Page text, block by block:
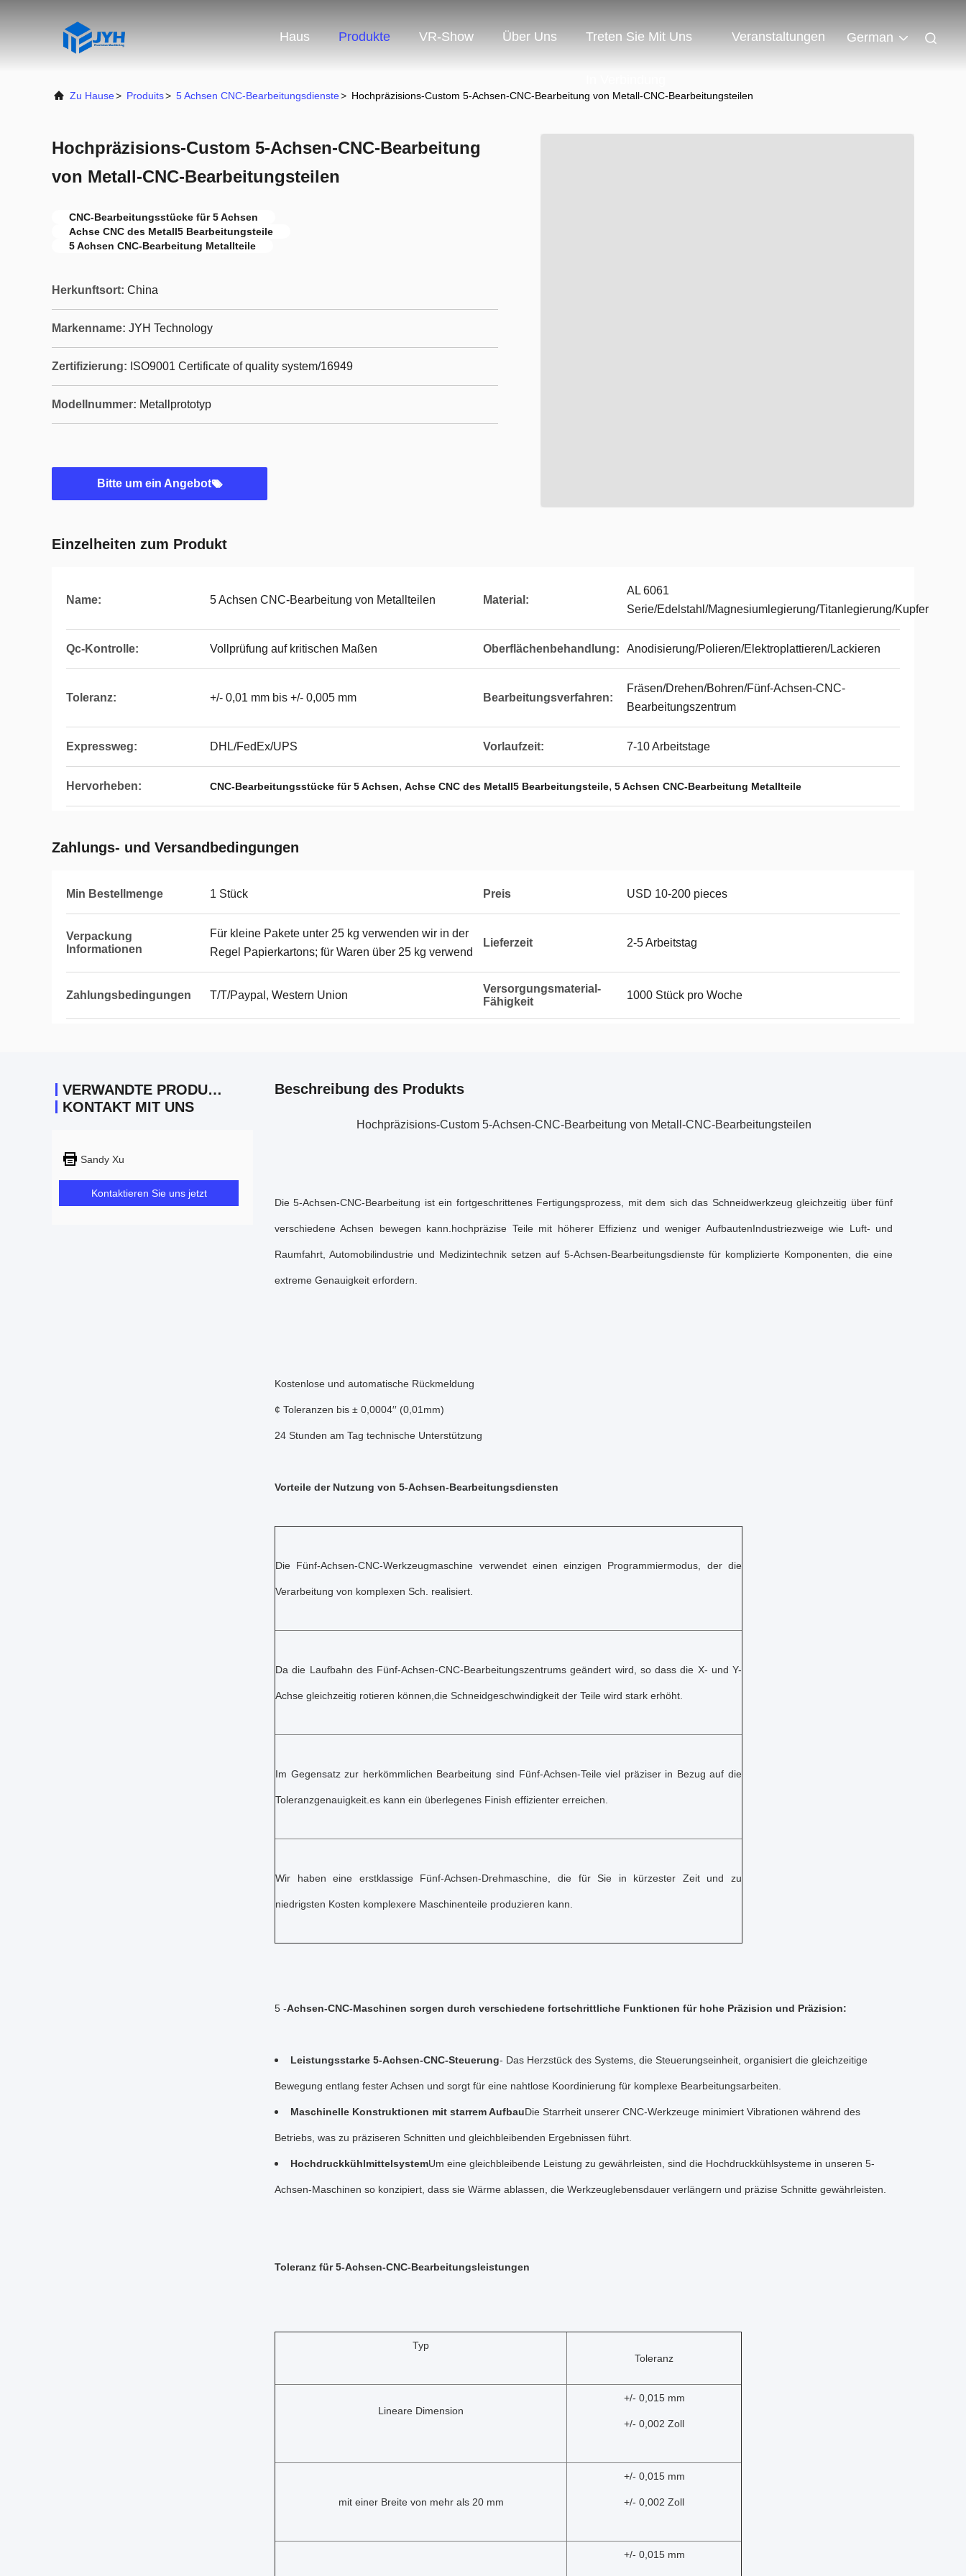
Haus Produkte VR-Show Über Uns Treten Sie Mit Uns Veranstaltungen German
Zu Hause> Produits> 5 Achsen CNC-Bearbeitungsdienste> Hochpräzisions-Custom 5-Achsen-CNC-Bearbeitung von Metall-CNC-Bearbeitungsteilen
Hochpräzisions-Custom 5-Achsen-CNC-Bearbeitung
von Metall-CNC-Bearbeitungsteilen
CNC-Bearbeitungsstücke für 5 Achsen
Achse CNC des Metall5 Bearbeitungsteile
5 Achsen CNC-Bearbeitung Metallteile
Herkunftsort: China
Markenname: JYH Technology
Zertifizierung: ISO9001 Certificate of quality system/16949
Modellnummer: Metallprototyp
Bitte um ein Angebot
Einzelheiten zum Produkt
Name: 5 Achsen CNC-Bearbeitung von Metallteilen Material:
AL 6061
Serie/Edelstahl/Magnesiumlegierung/Titanlegierung/Kupfer
Qc-Kontrolle: Vollprüfung auf kritischen Maßen Oberflächenbehandlung: Anodisierung/Polieren/Elektroplattieren/Lackieren
Toleranz: +/- 0,01 mm bis +/- 0,005 mm Bearbeitungsverfahren:
Fräsen/Drehen/Bohren/Fünf-Achsen-CNC-
Bearbeitungszentrum
Expressweg: DHL/FedEx/UPS Vorlaufzeit: 7-10 Arbeitstage
Hervorheben: CNC-Bearbeitungsstücke für 5 Achsen, Achse CNC des Metall5 Bearbeitungsteile, 5 Achsen CNC-Bearbeitung Metallteile
Zahlungs- und Versandbedingungen
Min Bestellmenge 1 Stück Preis USD 10-200 pieces
Verpackung
Informationen
Für kleine Pakete unter 25 kg verwenden wir in der
Regel Papierkartons; für Waren über 25 kg verwend
Lieferzeit 2-5 Arbeitstag
Zahlungsbedingungen T/T/Paypal, Western Union
Versorgungsmaterial-
Fähigkeit
1000 Stück pro Woche
VERWANDTE PRODUKTE
KONTAKT MIT UNS
Sandy Xu
Kontaktieren Sie uns jetzt
Beschreibung des Produkts
Hochpräzisions-Custom 5-Achsen-CNC-Bearbeitung von Metall-CNC-Bearbeitungsteilen
Die 5-Achsen-CNC-Bearbeitung ist ein fortgeschrittenes Fertigungsprozess, mit dem sich das Schneidwerkzeug gleichzeitig über fünf
verschiedene Achsen bewegen kann.hochpräzise Teile mit höherer Effizienz und weniger AufbautenIndustriezweige wie Luft- und
Raumfahrt, Automobilindustrie und Medizintechnik setzen auf 5-Achsen-Bearbeitungsdienste für komplizierte Komponenten, die eine
extreme Genauigkeit erfordern.
Kostenlose und automatische Rückmeldung
¢ Toleranzen bis ± 0,0004′′ (0,01mm)
24 Stunden am Tag technische Unterstützung
Vorteile der Nutzung von 5-Achsen-Bearbeitungsdiensten
Die Fünf-Achsen-CNC-Werkzeugmaschine verwendet einen einzigen Programmiermodus, der die
Verarbeitung von komplexen Sch. realisiert.
Da die Laufbahn des Fünf-Achsen-CNC-Bearbeitungszentrums geändert wird, so dass die X- und Y-
Achse gleichzeitig rotieren können,die Schneidgeschwindigkeit der Teile wird stark erhöht.
Im Gegensatz zur herkömmlichen Bearbeitung sind Fünf-Achsen-Teile viel präziser in Bezug auf die
Toleranzgenauigkeit.es kann ein überlegenes Finish effizienter erreichen.
Wir haben eine erstklassige Fünf-Achsen-Drehmaschine, die für Sie in kürzester Zeit und zu
niedrigsten Kosten komplexere Maschinenteile produzieren kann.
5 -Achsen-CNC-Maschinen sorgen durch verschiedene fortschrittliche Funktionen für hohe Präzision und Präzision:
Leistungsstarke 5-Achsen-CNC-Steuerung- Das Herzstück des Systems, die Steuerungseinheit, organisiert die gleichzeitige
Bewegung entlang fester Achsen und sorgt für eine nahtlose Koordinierung für komplexe Bearbeitungsarbeiten.
Maschinelle Konstruktionen mit starrem AufbauDie Starrheit unserer CNC-Werkzeuge minimiert Vibrationen während des
Betriebs, was zu präziseren Schnitten und gleichbleibenden Ergebnissen führt.
HochdruckkühlmittelsystemUm eine gleichbleibende Leistung zu gewährleisten, sind die Hochdruckkühlsysteme in unseren 5-
Achsen-Maschinen so konzipiert, dass sie Wärme ablassen, die Werkzeuglebensdauer verlängern und präzise Schnitte gewährleisten.
Toleranz für 5-Achsen-CNC-Bearbeitungsleistungen
Typ
Toleranz
Lineare Dimension
+/- 0,015 mm
+/- 0,002 Zoll
mit einer Breite von mehr als 20 mm
+/- 0,015 mm
+/- 0,002 Zoll
+/- 0,015 mm